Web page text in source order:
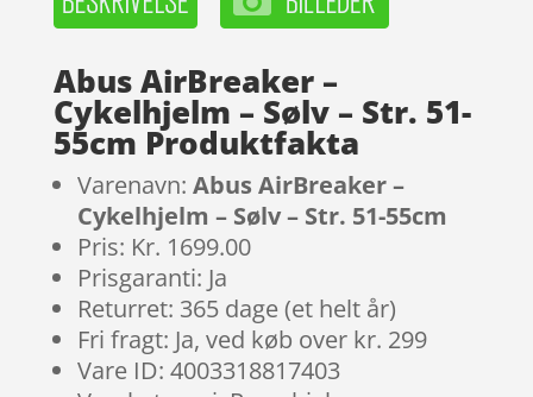
Abus AirBreaker –
Cykelhjelm – Sølv – Str. 51-
55cm Produktfakta
Varenavn: Abus AirBreaker –
Cykelhjelm – Sølv – Str. 51-55cm
Pris: Kr. 1699.00
Prisgaranti: Ja
Returret: 365 dage (et helt år)
Fri fragt: Ja, ved køb over kr. 299
Vare ID: 4003318817403